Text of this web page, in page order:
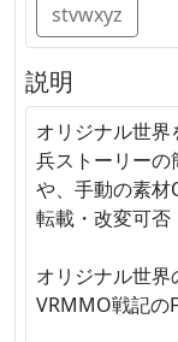
stvwxyz
説明
オリジナル世
兵ストーリー
や、手動の素材
転載・改変可否
オリジナル世
VRMMO戦記の